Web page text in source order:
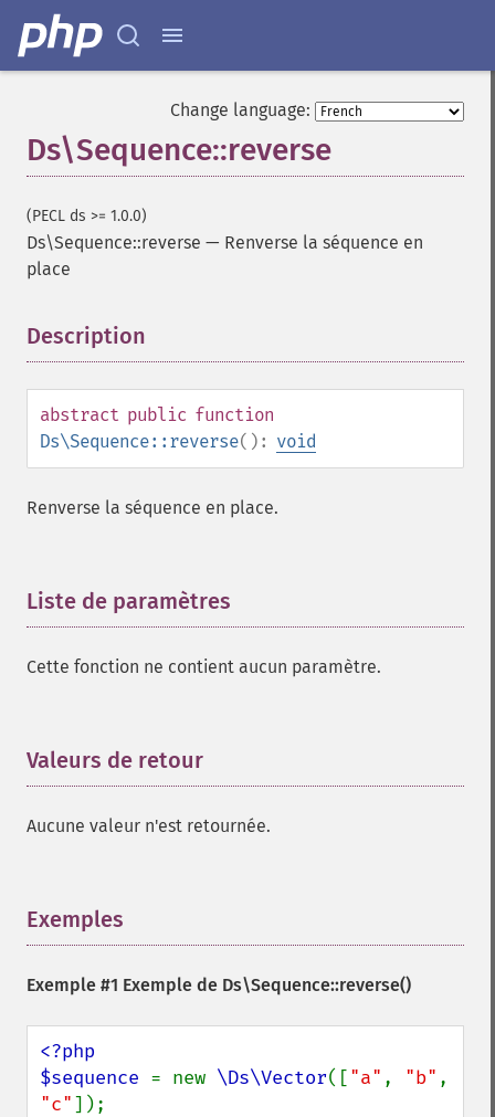
Change language:
Ds\Sequence::reverse
(PECL ds >= 1.0.0)
Ds\Sequence::reverse — Renverse la séquence en
place
Description
abstract public function
Ds\Sequence::reverse(): void
Renverse la séquence en place.
Liste de paramètres
Cette fonction ne contient aucun paramètre.
Valeurs de retour
Aucune valeur n'est retournée.
Exemples
Exemple #1 Exemple de Ds\Sequence::reverse()
<?php
$sequence = new \Ds\Vector(["a" , "b"
"c"